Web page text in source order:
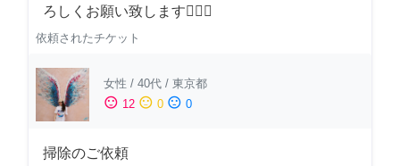
ろしくお願い致します🙆‍♀️✨
依頼されたチケット
女性 / 40代 / 東京都
sentiment_satisfied 12 sentiment_neutral 0 sentiment_dissatisfied 0
掃除のご依頼